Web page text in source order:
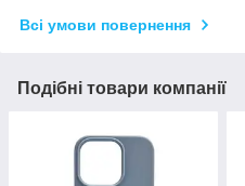
Всі умови повернення
Подібні товари компанії